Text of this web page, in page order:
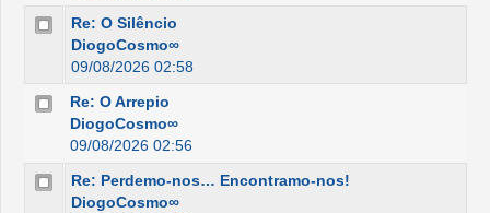
Re: O Silêncio
DiogoCosmo∞
09/08/2026 02:58
Re: O Arrepio
DiogoCosmo∞
09/08/2026 02:56
Re: Perdemo-nos… Encontramo-nos!
DiogoCosmo∞